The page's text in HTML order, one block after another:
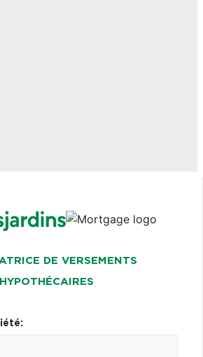
DE VERSEMENTS
HYPOTHÉCAIRES